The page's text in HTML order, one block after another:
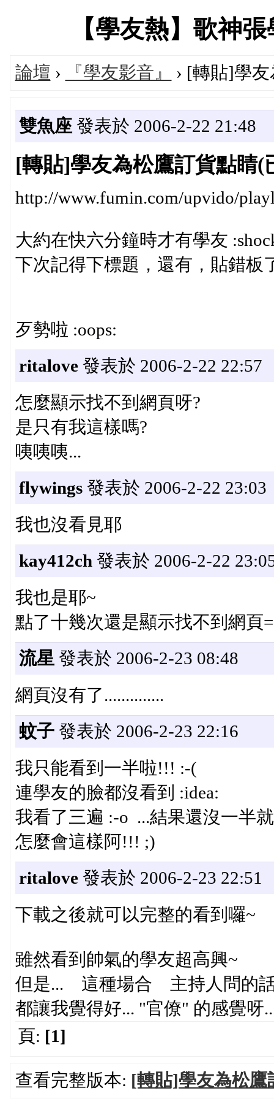
【學友熱】歌神
論壇 › 『學友影音』 › [轉貼]學
雙魚座發表於 2006-2-22 21:48
[轉貼]學友為松鷹訂貨點睛(
http://www.fumin.com/upvido/
大約在快六分鐘時才有學友
下次記得下標題，還有，貼錯板
歹勢啦 :oops:
ritalove發表於 2006-2-22 22:57
怎麼顯示找不到網頁呀?
是只有我這樣嗎?
咦咦咦...
flywings發表於 2006-2-22 23:03
我也沒看見耶
kay412ch 發表於 2006-2-22
我也是耶~
點了十幾次還是顯示找不到網頁
流星 發表於 2006-2-23 08:48
網頁沒有了..............
蚊子發表於 2006-2-23 22:16
我只能看到一半啦!!! :-(
連學友的臉都沒看到 :idea:
我看了三遍 :-o ...結果還沒一半
怎麼會這樣阿!!! ;)
ritalove發表於 2006-2-23 22:51
下載之後就可以完整的看到囉~
雖然看到帥氣的學友超高興~
但是... 這種場合 主持人問的
都讓我覺得好... "官僚" 的感覺呀
頁: [1]
查看完整版本: [轉貼]學友為松鷹